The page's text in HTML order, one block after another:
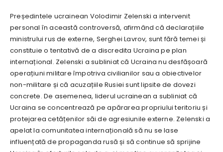
Președintele ucrainean Volodimir Zelenski a intervenit
personal în această controversă, afirmând că declarațiile
ministrului rus de externe, Serghei Lavrov, sunt fără temei și
constituie o tentativă de a discredita Ucraina pe plan
internațional. Zelenski a subliniat că Ucraina nu desfășoară
operațiuni militare împotriva civilianilor sau a obiectivelor
non-militare și că acuzațiile Rusiei sunt lipsite de dovezi
concrete. De asemenea, liderul ucrainean a subliniat că
Ucraina se concentrează pe apărarea propriului teritoriu și
protejarea cetățenilor săi de agresiunile externe. Zelenski a
apelat la comunitatea internațională să nu se lase
influențată de propaganda rusă și să continue să sprijine